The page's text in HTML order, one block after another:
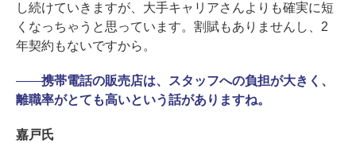
し続けていきますが、大手キャリアさんよりも確実に短
くなっちゃうと思っています。割賦もありませんし、2
年契約もないですから。
――携帯電話の販売店は、スタッフへの負担が大きく、
離職率がとても高いという話がありますね。
嘉戸氏